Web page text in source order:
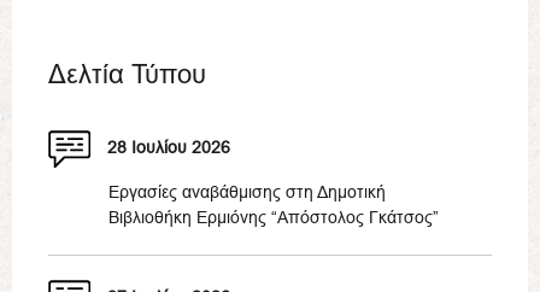
Δελτία Τύπου
28 Ιουλίου 2026
Εργασίες αναβάθμισης στη Δημοτική
Βιβλιοθήκη Ερμιόνης “Απόστολος Γκάτσος”